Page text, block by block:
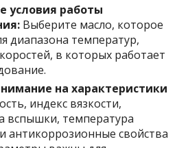
условия работы
Выберите масло, которое
диапазона температур,
в которых работает
на характеристики
индекс вязкости,
вспышки, температура
антикоррозионные свойства